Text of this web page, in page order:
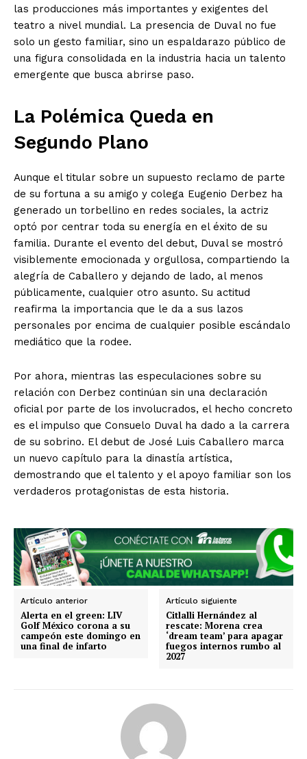
SUSCRIBIRSE
Estados
Campeche
Ciudad de México
Estado de México
las producciones más importantes y exigentes del
teatro a nivel mundial. La presencia de Duval no fue
solo un gesto familiar, sino un espaldarazo público de
una figura consolidada en la industria hacia un talento
emergente que busca abrirse paso.
La Polémica Queda en
Segundo Plano
Aunque el titular sobre un supuesto reclamo de parte
de su fortuna a su amigo y colega Eugenio Derbez ha
generado un torbellino en redes sociales, la actriz
optó por centrar toda su energía en el éxito de su
familia. Durante el evento del debut, Duval se mostró
visiblemente emocionada y orgullosa, compartiendo la
alegría de Caballero y dejando de lado, al menos
públicamente, cualquier otro asunto. Su actitud
reafirma la importancia que le da a sus lazos
personales por encima de cualquier posible escándalo
mediático que la rodee.
Por ahora, mientras las especulaciones sobre su
relación con Derbez continúan sin una declaración
oficial por parte de los involucrados, el hecho concreto
es el impulso que Consuelo Duval ha dado a la carrera
de su sobrino. El debut de José Luis Caballero marca
un nuevo capítulo para la dinastía artística,
demostrando que el talento y el apoyo familiar son los
verdaderos protagonistas de esta historia.
Artículo anterior
Alerta en el green: LIV
Golf México corona a su
campeón este domingo en
una final de infarto
Artículo siguiente
Citlalli Hernández al
rescate: Morena crea
‘dream team’ para apagar
fuegos internos rumbo al
2027